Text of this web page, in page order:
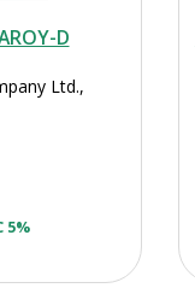
D
Ltd.,
5%